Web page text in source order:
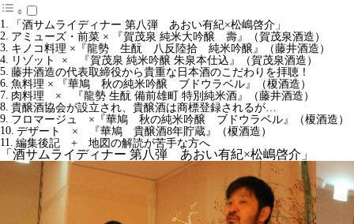
「酒サムライディナー 第八弾 あおい有紀×松嶋啓介」
アミューズ・前菜 × 『賀茂泉 純米大吟醸 壽』（賀茂泉酒造）
キノコ料理 ×『龍勢 生酛 八反陸拾 純米吟醸』（藤井酒造）
リゾット × 『賀茂泉 純米吟醸 朱泉本仕込』（賀茂泉酒造）
藤井酒造の代表取締役から貴重な日本酒のこだわりを拝聴！
魚料理 × 『華鳩 秋の純米吟醸 ブドウラベル』（榎酒造）
肉料理 × 『龍勢 生酛 備前雄町 特別純米酒』（藤井酒造）
貴醸酒協会が設立され、貴醸酒は商標登録されるが…
フロマージュ ×『華鳩 秋の純米吟醸 ブドウラベル』（榎酒造）
デザート × 『華鳩 貴醸酒8年貯蔵』（榎酒造）
編集後記 + 地図の解読が苦手な方へ
「酒サムライディナー 第八弾 あおい有紀×松嶋啓介」